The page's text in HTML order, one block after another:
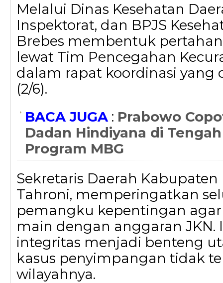
Melalui Dinas Kesehatan
Inspektorat, dan BPJS
Brebes membentuk
lewat Tim Pencegahan
dalam rapat koordinasi yang
(2/6).
BACA JUGA: Prabowo
Dadan Hindiyana di
Program MBG
Sekretaris Daerah Kabupaten
Tahroni, memperingatkan
pemangku kepentingan
main dengan anggaran JKN.
integritas menjadi benteng
kasus penyimpangan tidak
wilayahnya.